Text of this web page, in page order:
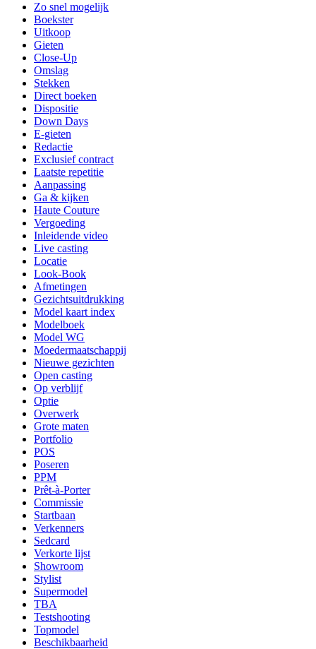
Zo snel mogelijk
Boekster
Uitkoop
Gieten
Close-Up
Omslag
Stekken
Direct boeken
Dispositie
Down Days
E-gieten
Redactie
Exclusief contract
Laatste repetitie
Aanpassing
Ga & kijken
Haute Couture
Vergoeding
Inleidende video
Live casting
Locatie
Look-Book
Afmetingen
Gezichtsuitdrukking
Model kaart index
Modelboek
Model WG
Moedermaatschappij
Nieuwe gezichten
Open casting
Op verblijf
Optie
Overwerk
Grote maten
Portfolio
POS
Poseren
PPM
Prêt-à-Porter
Commissie
Startbaan
Verkenners
Sedcard
Verkorte lijst
Showroom
Stylist
Supermodel
TBA
Testshooting
Topmodel
Beschikbaarheid